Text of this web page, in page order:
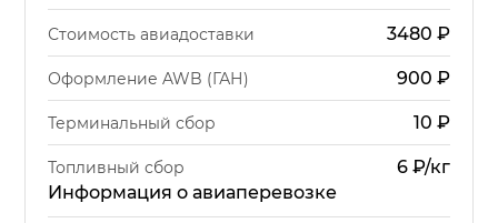
Стоимость авиадоставки 3480 ₽
Оформление AWB (ГАН) 900 ₽
Терминальный сбор 10 ₽
Топливный сбор
6 ₽/кг
Информация о авиаперевозке